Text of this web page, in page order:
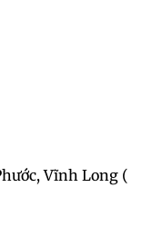
Vĩnh Long (